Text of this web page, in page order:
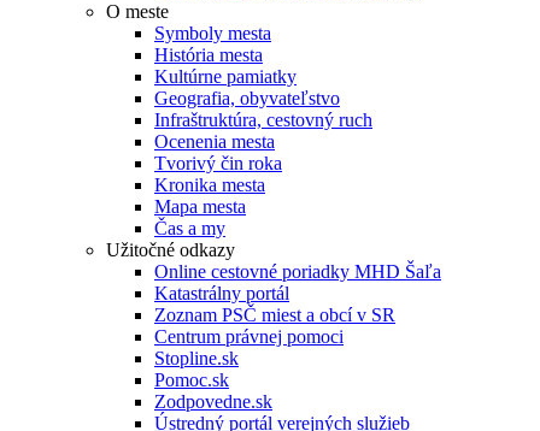
O meste
Symboly mesta
História mesta
Kultúrne pamiatky
Geografia, obyvateľstvo
Infraštruktúra, cestovný ruch
Ocenenia mesta
Tvorivý čin roka
Kronika mesta
Mapa mesta
Čas a my
Užitočné odkazy
Online cestovné poriadky MHD Šaľa
Katastrálny portál
Zoznam PSČ miest a obcí v SR
Centrum právnej pomoci
Stopline.sk
Pomoc.sk
Zodpovedne.sk
Ústredný portál verejných služieb